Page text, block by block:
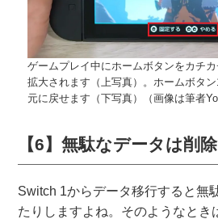
ゲームプレイ中にホームボタンをカチ
拡大されます（上写真）。ホームボタ
元に戻せます（下写真）（画像は筆者
【6】無駄なデータは削
Switch 1からデータ移行すると無
たりしますよね。そのようなとき